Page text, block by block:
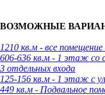
ВОЗМОЖНЫЕ
1210 кв.м - все помещение
606-636 кв.м - 1 этаж со
3 отдельных входа
125-156 кв.м - 1 этаж с
449 кв.м - Подвальное